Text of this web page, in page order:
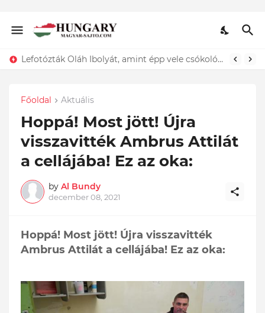
Lefotózták Oláh Ibolyát, amint épp vele csókolózik - EZT nem hiszed el, kinek a karjában kötött ki...ÍME
Főoldal Aktuális
Hoppá! Most jött! Újra
visszavitték Ambrus Attilát
a cellájába! Ez az oka:
by Al Bundy
december 08, 2021
Hoppá! Most jött! Újra visszavitték
Ambrus Attilát a cellájába! Ez az oka: